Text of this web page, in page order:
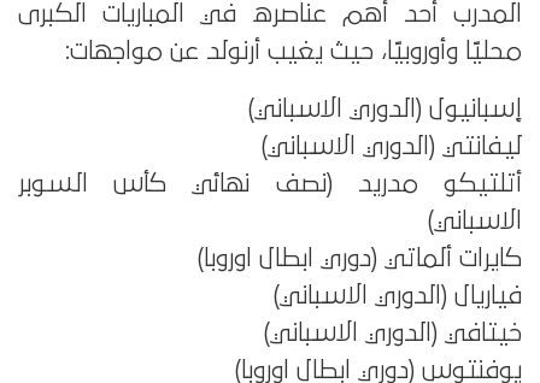
المدرب أحد أهم عناصره في المباريات الكبرى
محليًا وأوروبيًا، حيث يغيب أرنولد عن مواجهات:
إسبانيول (الدوري الاسباني)
ليفانتي (الدوري الاسباني)
أتلتيكو مدريد (نصف نهائي كأس السوبر
الاسباني)
كايرات ألماتي (دوري ابطال اوروبا)
فياريال (الدوري الاسباني)
خيتافي (الدوري الاسباني)
يوفنتوس (دوري ابطال اوروبا)